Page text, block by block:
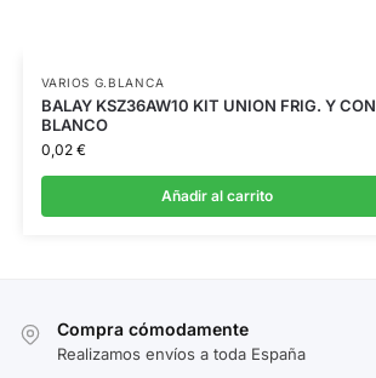
VARIOS G.BLANCA
BALAY KSZ36AW10 KIT UNION FRIG. Y CON
BLANCO
0,02 €
Añadir al carrito
Compra cómodamente
Realizamos envíos a toda España